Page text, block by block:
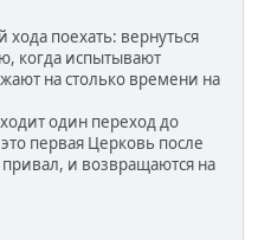
хода поехать: вернуться
когда испытывают
на столько времени на
один переход до
первая Церковь после
и возвращаются на